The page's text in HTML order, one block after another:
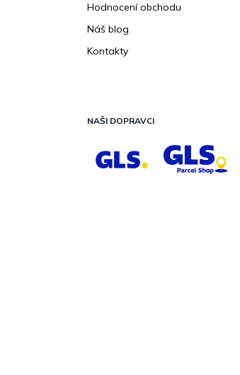
Hodnocení obchodu
Náš blog
Kontakty
NAŠI DOPRAVCI